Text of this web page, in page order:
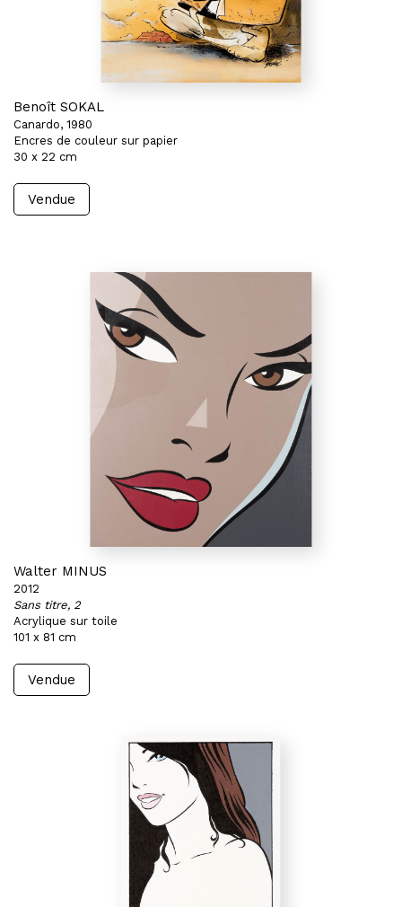
Benoît SOKAL
Canardo, 1980
Encres de couleur sur papier
30 x 22 cm
Vendue
Walter MINUS
2012
Sans titre, 2
Acrylique sur toile
101 x 81 cm
Vendue